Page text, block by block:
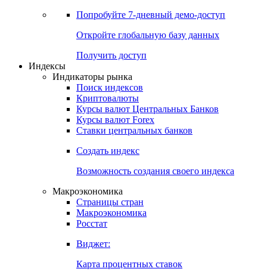
Попробуйте 7-дневный демо-доступ
Откройте глобальную базу данных
Получить доступ
Индексы
Индикаторы рынка
Поиск индексов
Криптовалюты
Курсы валют Центральных Банков
Курсы валют Forex
Ставки центральных банков
Создать индекс
Возможность создания своего индекса
Макроэкономика
Страницы стран
Макроэкономика
Росстат
Виджет:
Карта процентных ставок